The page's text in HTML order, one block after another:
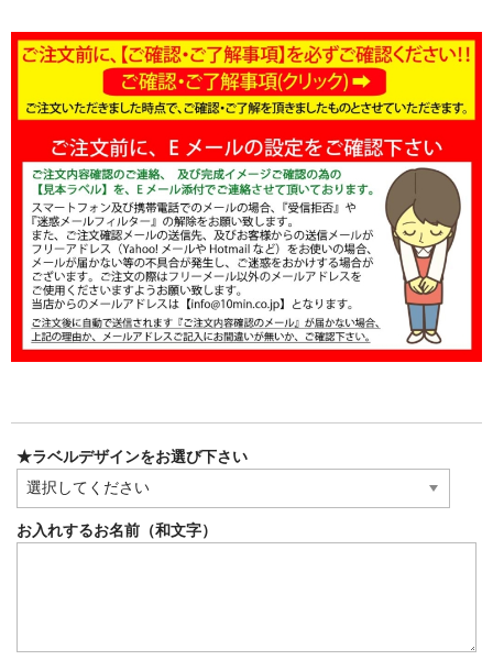
★ラベルデザインをお選び下さい
お入れするお名前（和文字）